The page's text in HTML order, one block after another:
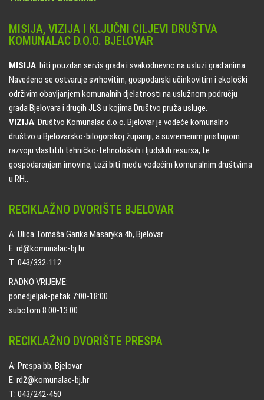
MISIJA, VIZIJA I KLJUČNI CILJEVI DRUŠTVA
KOMUNALAC D.O.O. BJELOVAR
MISIJA: biti pouzdan servis grada i svakodnevno na usluzi građanima.
Navedeno se ostvaruje svrhovitim, gospodarski učinkovitim i ekološki
održivim obavljanjem komunalnih djelatnosti na uslužnom području
grada Bjelovara i drugih JLS u kojima Društvo pruža usluge.
VIZIJA: Društvo Komunalac d.o.o. Bjelovar je vodeće komunalno
društvo u Bjelovarsko-bilogorskoj županiji, a suvremenim pristupom
razvoju vlastitih tehničko-tehnoloških i ljudskih resursa, te
gospodarenjem imovine, teži biti među vodećim komunalnim društvima
u RH..
RECIKLAŽNO DVORIŠTE BJELOVAR
A: Ulica Tomaša Garika Masaryka 4b, Bjelovar
E: rd@komunalac-bj.hr
T: 043/332-112
RADNO VRIJEME:
ponedjeljak-petak 7:00-18:00
subotom 8:00-13:00
RECIKLAŽNO DVORIŠTE PRESPA
A: Prespa bb, Bjelovar
E: rd2@komunalac-bj.hr
T: 043/242-450